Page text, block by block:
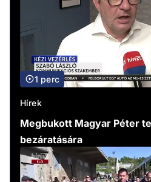
1 perc
Hírek
Megbukott Magyar Péter
bezáratására